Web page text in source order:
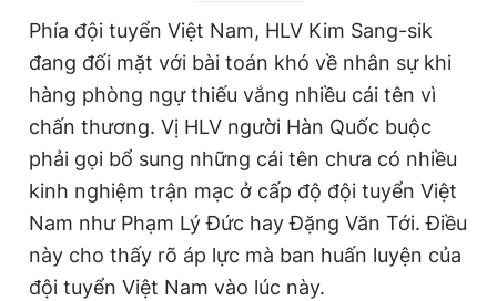
Phía đội tuyển Việt Nam, HLV Kim Sang-sik
đang đối mặt với bài toán khó về nhân sự khi
hàng phòng ngự thiếu vắng nhiều cái tên vì
chấn thương. Vị HLV người Hàn Quốc buộc
phải gọi bổ sung những cái tên chưa có nhiều
kinh nghiệm trận mạc ở cấp độ đội tuyển Việt
Nam như Phạm Lý Đức hay Đặng Văn Tới. Điều
này cho thấy rõ áp lực mà ban huấn luyện của
đội tuyển Việt Nam vào lúc này.